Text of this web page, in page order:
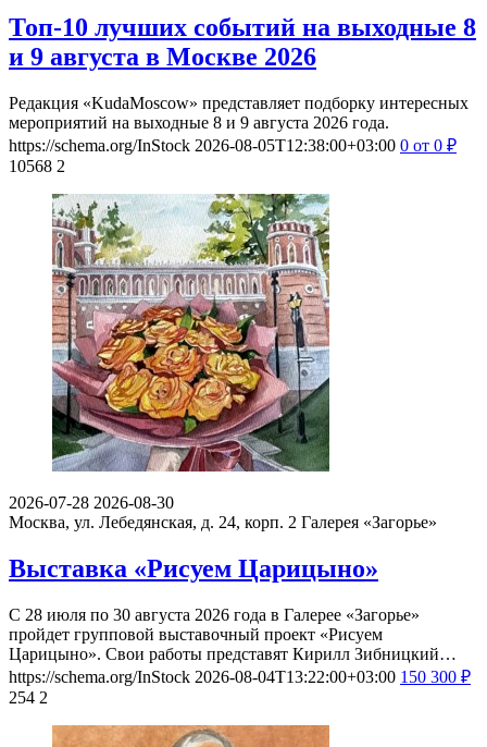
Топ-10 лучших событий на выходные 8
и 9 августа в Москве 2026
Редакция «KudaMoscow» представляет подборку интересных
мероприятий на выходные 8 и 9 августа 2026 года.
https://schema.org/InStock 2026-08-05T12:38:00+03:00 0 от 0 ₽
10568 2
2026-07-28 2026-08-30
Москва, ул. Лебедянская, д. 24, корп. 2 Галерея «Загорье»
Выставка «Рисуем Царицыно»
С 28 июля по 30 августа 2026 года в Галерее «Загорье»
пройдет групповой выставочный проект «Рисуем
Царицыно». Свои работы представят Кирилл Зибницкий…
https://schema.org/InStock 2026-08-04T13:22:00+03:00 150 300 ₽
254 2